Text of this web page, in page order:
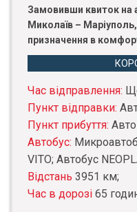
Замовивши квиток на
Миколаїв –
призначення в
Час відправлення:
Пункт відправки:
Пункт прибуття:
Автобус:
VITO; Автобус
Відстань 3951 км;
Час в дорозі 65